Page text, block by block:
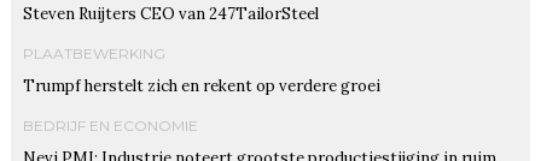
Steven Ruijters CEO van 247TailorSteel
PLAATBEWERKING
Trumpf herstelt zich en rekent op verdere groei
BEDRIJF EN ECONOMIE